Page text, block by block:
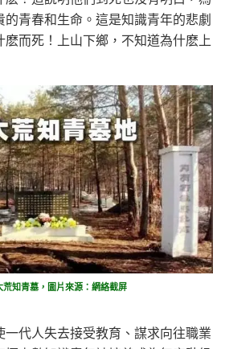
青春和生命。這是知識青年的悲劇
麽而死！上山下鄉，不知道為什麽上
荒知青墓，圖片來源：網絡截屏
代人失去接受教育、謀求向往職業